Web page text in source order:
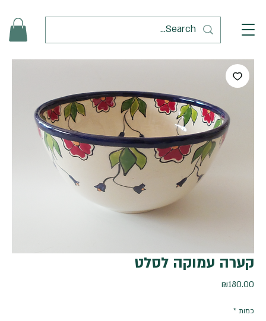
קערה עמוקה לסלט
₪180.00
כמות *